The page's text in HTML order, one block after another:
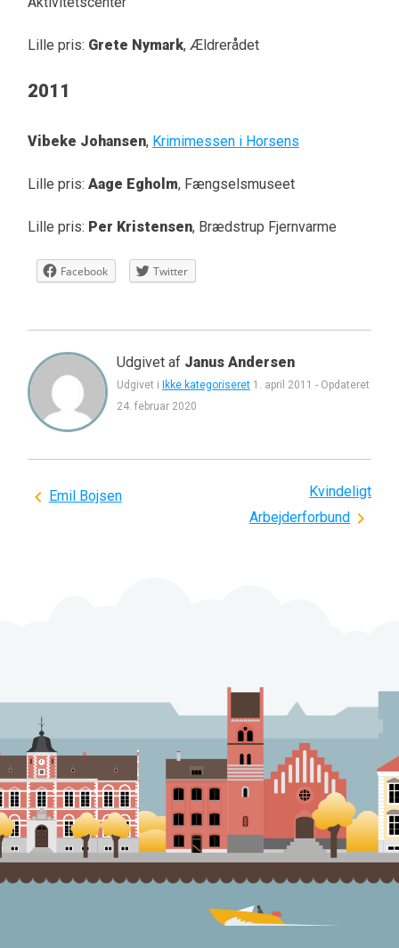
Lille pris: Grete Nymark, Ældrerådet
2011
Vibeke Johansen, Krimimessen i Horsens
Lille pris: Aage Egholm, Fængselsmuseet
Lille pris: Per Kristensen, Brædstrup Fjernvarme
Facebook Twitter
Udgivet af Janus Andersen
Udgivet i Ikke kategoriseret 1. april 2011 - Opdateret
24. februar 2020
Indlægsnavigation
Emil Bojsen
Kvindeligt
Arbejderforbund